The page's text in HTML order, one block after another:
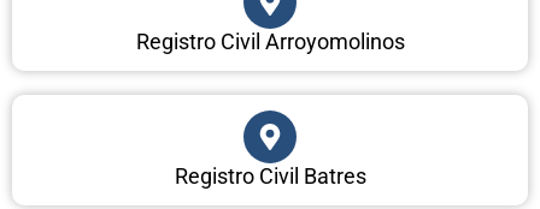
Registro Civil Arroyomolinos
Registro Civil Batres